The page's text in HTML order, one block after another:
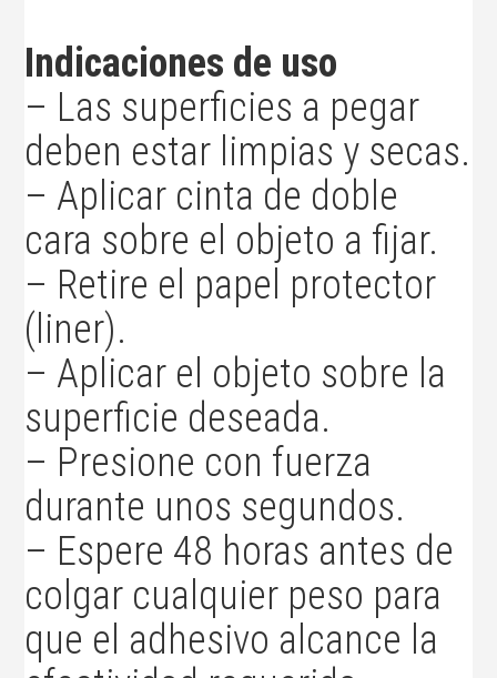
Indicaciones de uso
– Las superficies a pegar
deben estar limpias y secas.
– Aplicar cinta de doble
cara sobre el objeto a fijar.
– Retire el papel protector
(liner).
– Aplicar el objeto sobre la
superficie deseada.
– Presione con fuerza
durante unos segundos.
– Espere 48 horas antes de
colgar cualquier peso para
que el adhesivo alcance la